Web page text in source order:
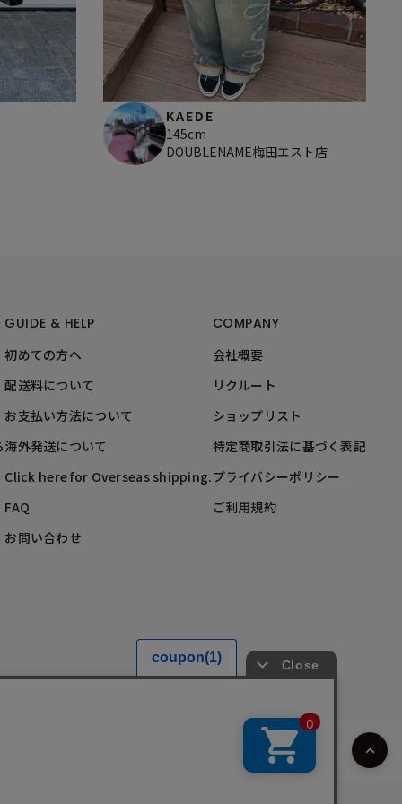
KAEDE
145cm
DOUBLENAME梅田エスト店
GUIDE & HELP
初めての方へ
配送料について
お支払い方法について
海外発送について
Click here for Overseas shipping.
FAQ
お問い合わせ
COMPANY
会社概要
リクルート
ショップリスト
特定商取引法に基づく表記
プライバシーポリシー
ご利用規約